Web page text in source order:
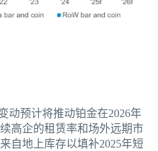
动预计将推动铂金在2026年
高企的租赁率和场外远期市
自地上库存以填补2025年短